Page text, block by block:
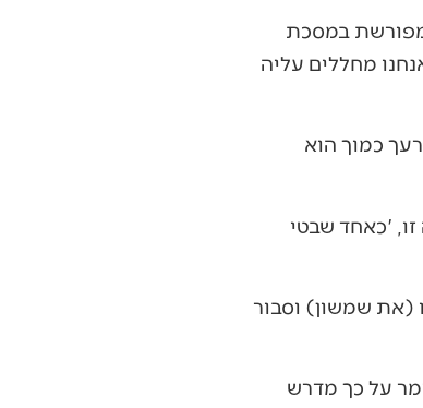
מפורשת במסכת
מחללים עליה
כמוך הוא
'כאחד שבטי
(את שמשון) וסבור
על כך מדרש